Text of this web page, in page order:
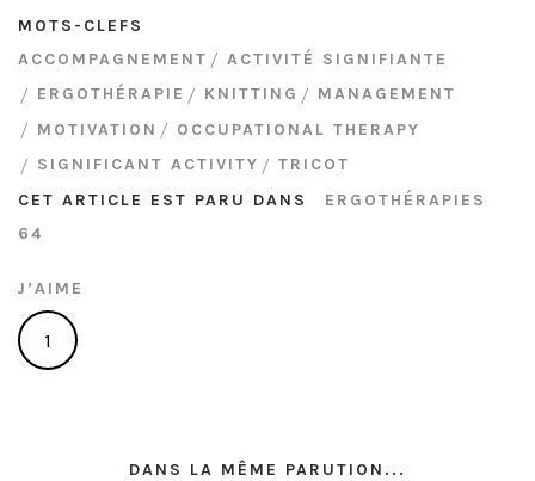
MOTS-CLEFS
ACCOMPAGNEMENT
ACTIVITÉ SIGNIFIANTE
ERGOTHÉRAPIE
KNITTING
MANAGEMENT
MOTIVATION
OCCUPATIONAL THERAPY
SIGNIFICANT ACTIVITY
TRICOT
CET ARTICLE EST PARU DANS
ERGOTHÉRAPIES
64
J’AIME
1
DANS LA MÊME PARUTION...